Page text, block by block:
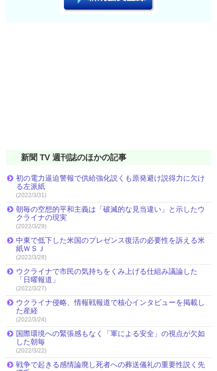
新聞 TV 週刊誌のほかの記事
初の電力逼迫警報で供給強化説くも原発避け説得力に欠け
る左派紙
(2022/3/31)
朝毎の空想的平和主義は「破滅的な見当違い」と示したウ
クライナの現実
(2022/3/29)
中東で低下した米国のプレゼンス復活の必要性を訴える米
紙ＷＳＪ
(2022/3/28)
ウクライナで市民の気持ちをくみ上げる仕組み議論した
「日曜報道」
(2022/3/27)
ウクライナ侵略、情報戦報道で核心インタビューを掲載し
た産経
(2022/3/24)
国際環境への緊張感もなく「軍による安全」の視点が欠如
した朝毎
(2022/3/22)
戦争で起きる感情論廃し死者への葬送儀礼の重要性説く先